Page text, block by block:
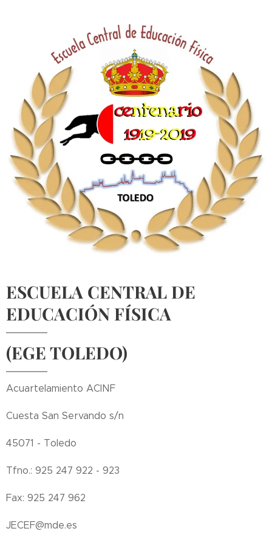
ESCUELA CENTRAL DE
EDUCACIÓN FÍSICA
(EGE TOLEDO)
Acuartelamiento ACINF
Cuesta San Servando s/n
45071 - Toledo
Tfno.: 925 247 922 - 923
Fax: 925 247 962
JECEF@mde.es